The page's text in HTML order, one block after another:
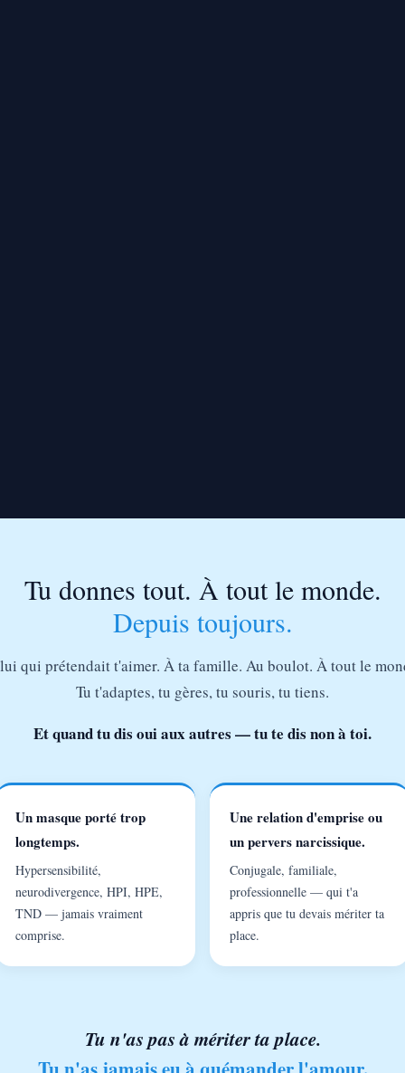
Tu donnes tout. À tout le monde.
Depuis toujours.
qui prétendait t'aimer. À ta famille. Au boulot. À tout le
Tu t'adaptes, tu gères, tu souris, tu tiens.
Et quand tu dis oui aux autres — tu te dis non à toi.
Un masque porté trop
longtemps.
Hypersensibilité,
neurodivergence, HPI, HPE,
TND — jamais vraiment
comprise.
Une relation d'emprise ou
un pervers narcissique.
Conjugale, familiale,
professionnelle — qui t'a
appris que tu devais mériter ta
place.
Tu n'as pas à mériter ta place.